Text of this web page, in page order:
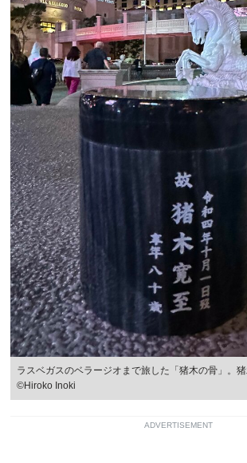
ラスベガスのベラージオまで旅した「猪木の骨」。
©Hiroko Inoki
ADVERTISEMENT